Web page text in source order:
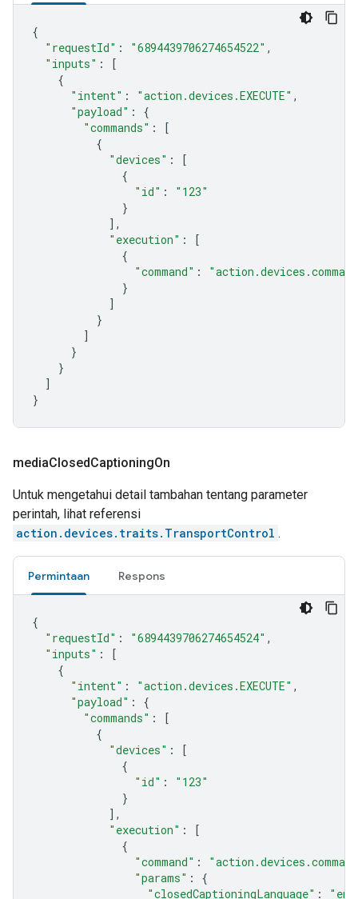
{
"requestId" : "6894439706274654522" ,
"inputs" :
[
{
"intent" : "action.devices.EXECUTE" ,
"payload" :
{
"commands" :
[
{
"devices" :
[
{
"id" :
"123"
}
],
"execution" :
[
{
"command" :
}
]
}
]
}
}
]
}
mediaClosedCaptioningOn
Untuk mengetahui detail tambahan tentang parameter
perintah, lihat referensi
action.devices.traits.TransportControl .
Permintaan Respons
{
"requestId" : "6894439706274654524" ,
"inputs" :
[
{
"intent" : "action.devices.EXECUTE" ,
"payload" :
{
"commands" :
[
{
"devices" :
[
{
"id" :
"123"
}
],
"execution" :
[
{
"command" :
"params" :
{
"closedCaptioningLanguage" : "en"